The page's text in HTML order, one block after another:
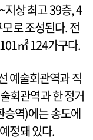
지상 최고 39층, 4
로 조성된다. 전
㎡ 124가구다.
예술회관역과 직
회관역과 한 정거
승역)에는 송도에
정돼 있다.